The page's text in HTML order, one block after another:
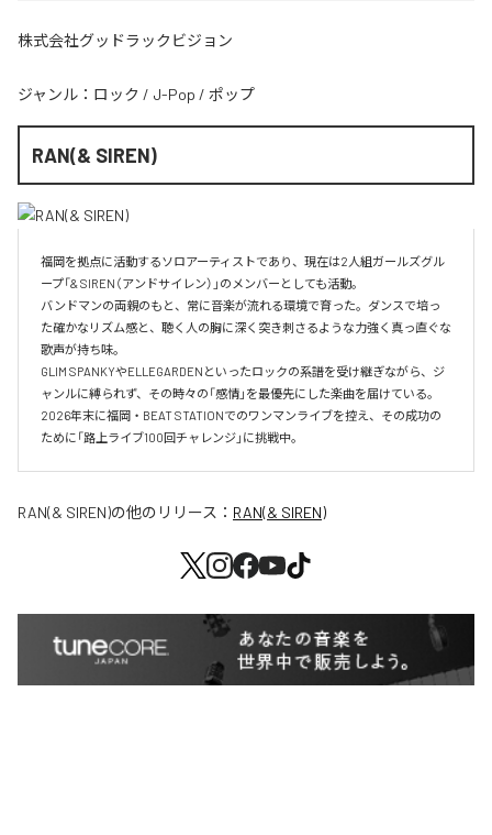
株式会社グッドラックビジョン
ジャンル： ロック / J-Pop / ポップ
RAN(& SIREN)
福岡を拠点に活動するソロアーティストであり、現在は2人組ガールズグル
ープ「& SIREN（アンドサイレン）」のメンバーとしても活動。
バンドマンの両親のもと、常に音楽が流れる環境で育った。ダンスで培っ
た確かなリズム感と、聴く人の胸に深く突き刺さるような力強く真っ直ぐな
歌声が持ち味。
GLIM SPANKYやELLEGARDENといったロックの系譜を受け継ぎながら、ジ
ャンルに縛られず、その時々の「感情」を最優先にした楽曲を届けている。
2026年末に福岡・BEAT STATIONでのワンマンライブを控え、その成功の
ために「路上ライブ100回チャレンジ」に挑戦中。
RAN(& SIREN)の他のリリース： RAN(& SIREN)